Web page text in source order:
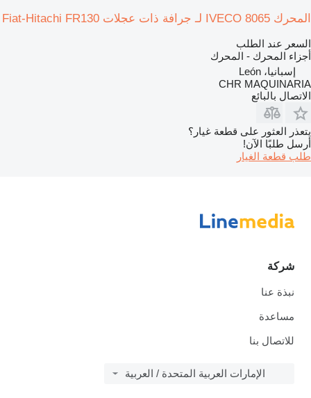
المحرك IVECO 8065 لـ جرافة ذات عجلات Fiat-Hitachi FR130
السعر عند الطلب
أجزاء المحرك - المحرك
إسبانيا، León
CHR MAQUINARIA
الاتصال بالبائع
يتعذر العثور على قطعة غيار؟
أرسل طلبًا الآن!
طلب قطعة الغيار
شركة
نبذة عنا
مساعدة
للاتصال بنا
الإمارات العربية المتحدة / العربية